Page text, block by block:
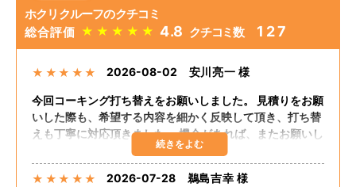
ホクリクルーフのクチコミ
総合評価 ★ ★ ★ ★ ★ 4.8 クチコミ数 127
★ ★ ★ ★ ★ 2026-08-02 安川亮一 様
今回コーキング打ち替えをお願いしました。 見積りをお願
いした際も、希望する内容を細かく反映して頂き、打ち替
えも丁寧に対応頂きました。 機会があれば、またお願いし
★ ★ ★ ★ ★ 2026-07-28 鵜島吉幸 様